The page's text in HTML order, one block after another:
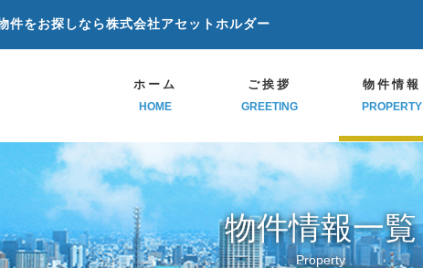
件をお探しなら株式会社アセットホルダー
ホーム
HOME
ご挨拶
GREETING
物件情報
PROPERTY
物件情報一覧
Property